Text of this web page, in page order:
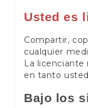
Usted es
Compartir,
cualquier
La licenciante
en tanto
Bajo los